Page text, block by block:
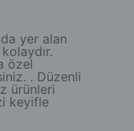
yer alan
özel
. Düzenli
ürünleri
keyifle